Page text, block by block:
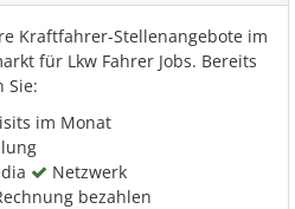
Kraftfahrer-Stellenangebote im
für Lkw Fahrer Jobs. Bereits
Sie:
im Monat
Netzwerk
bezahlen